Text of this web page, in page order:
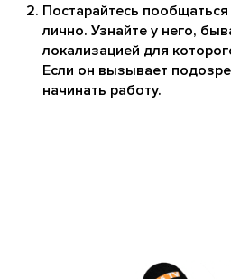
Постарайтесь
лично. Узнайте у него,
локализацией для
Если он вызывает
начинать работу.